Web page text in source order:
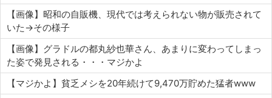
【画像】昭和の自販機、現代では考えられない物が販売されて
いた→その様子
【画像】グラドルの都丸紗也華さん、あまりに変わってしまっ
た姿で発見される・・・マジかよ
【マジかよ】貧乏メシを20年続けて9,470万貯めた猛者www